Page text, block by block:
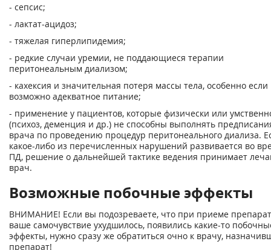
- сепсис;
- лактат-ацидоз;
- тяжелая гиперлипидемия;
- редкие случаи уремии, не поддающиеся терапии
перитонеальным диализом;
- кахексия и значительная потеря массы тела, особенно если
возможно адекватное питание;
- применение у пациентов, которые физически или
(психоз, деменция и др.) не способны выполнять
врача по проведению процедур перитонеального диализа.
какое-либо из перечисленных нарушений развивается во
ПД, решение о дальнейшей тактике ведения принимает
врач.
Возможные побочные эффекты
ВНИМАНИЕ! Если вы подозреваете, что при приеме
ваше самочувствие ухудшилось, появились какие-то
эффекты, нужно сразу же обратиться очно к врачу,
препарат!